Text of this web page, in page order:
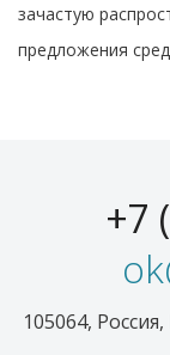
зачастую
предложения
+7
105064,